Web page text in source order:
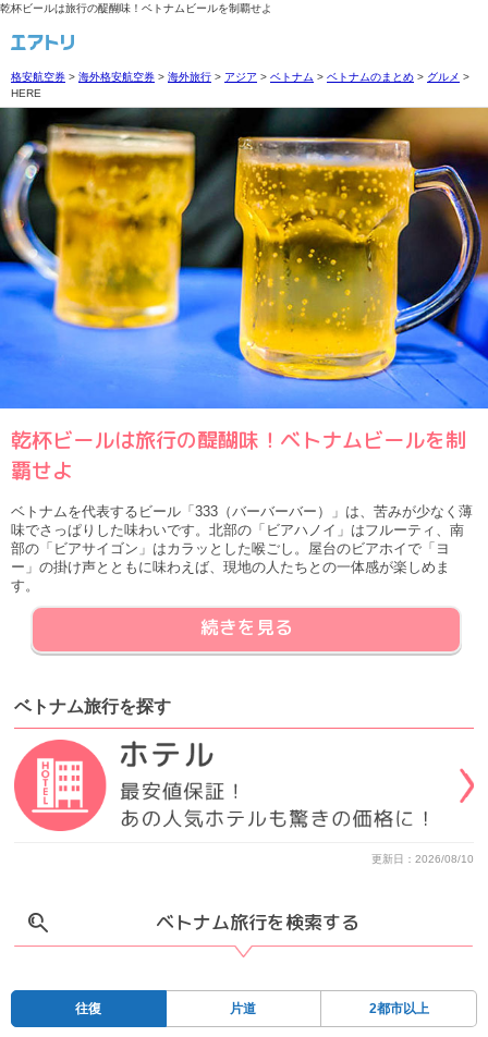
乾杯ビールは旅行の醍醐味！ベトナムビールを制覇せよ
格安航空券 > 海外格安航空券 > 海外旅行 > アジア > ベトナム > ベトナムのまとめ > グルメ >
HERE
乾杯ビールは旅行の醍醐味！ベトナムビールを制
覇せよ
ベトナムを代表するビール「333（バーバーバー）」は、苦みが少なく薄
味でさっぱりした味わいです。北部の「ビアハノイ」はフルーティ、南
部の「ビアサイゴン」はカラッとした喉ごし。屋台のビアホイで「ヨ
ー」の掛け声とともに味わえば、現地の人たちとの一体感が楽しめま
す。
続きを見る
ベトナム旅行を探す
更新日：2026/08/10
ベトナム旅行を検索する
往復 片道 2都市以上